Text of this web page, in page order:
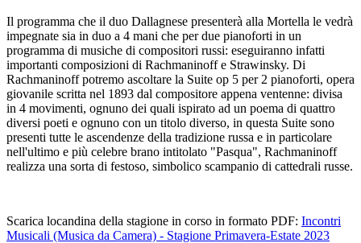
Il programma che il duo Dallagnese presenterà alla Mortella le vedrà
impegnate sia in duo a 4 mani che per due pianoforti in un
programma di musiche di compositori russi: eseguiranno infatti
importanti composizioni di Rachmaninoff e Strawinsky. Di
Rachmaninoff potremo ascoltare la Suite op 5 per 2 pianoforti, opera
giovanile scritta nel 1893 dal compositore appena ventenne: divisa
in 4 movimenti, ognuno dei quali ispirato ad un poema di quattro
diversi poeti e ognuno con un titolo diverso, in questa Suite sono
presenti tutte le ascendenze della tradizione russa e in particolare
nell'ultimo e più celebre brano intitolato "Pasqua", Rachmaninoff
realizza una sorta di festoso, simbolico scampanio di cattedrali russe.
Scarica locandina della stagione in corso in formato PDF: Incontri
Musicali (Musica da Camera) - Stagione Primavera-Estate 2023